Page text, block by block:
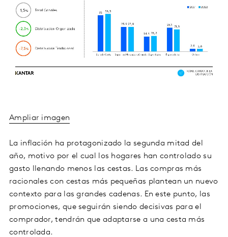
Ampliar imagen
La inflación ha protagonizado la segunda mitad del
año, motivo por el cual los hogares han controlado su
gasto llenando menos las cestas. Las compras más
racionales con cestas más pequeñas plantean un nuevo
contexto para las grandes cadenas. En este punto, las
promociones, que seguirán siendo decisivas para el
comprador, tendrán que adaptarse a una cesta más
controlada.